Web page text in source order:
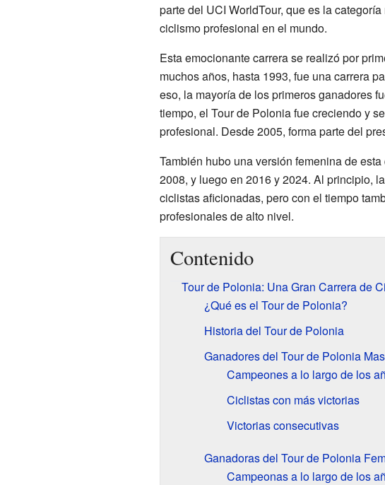
parte del UCI WorldTour, que es la
ciclismo profesional en el mundo.
Esta emocionante carrera se realizó por
muchos años, hasta 1993, fue una carrera
eso, la mayoría de los primeros ganadores
tiempo, el Tour de Polonia fue creciendo y
profesional. Desde 2005, forma parte del
También hubo una versión femenina de
2008, y luego en 2016 y 2024. Al principio,
ciclistas aficionadas, pero con el tiempo
profesionales de alto nivel.
Contenido
Tour de Polonia: Una Gran Carrera de
¿Qué es el Tour de Polonia?
Historia del Tour de Polonia
Ganadores del Tour de Polonia
Campeones a lo largo de los
Ciclistas con más victorias
Victorias consecutivas
Ganadoras del Tour de Polonia
Campeonas a lo largo de los